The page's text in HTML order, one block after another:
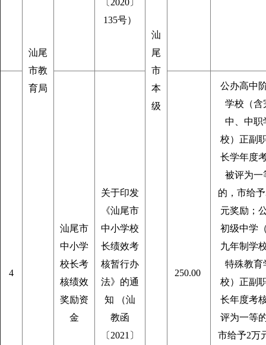
汕尾
市教
育局
〔2020〕
135号）
汕
尾
市
本
级
4
汕尾市
中小学
校长考
核绩效
奖励资
金
关于印发
《汕尾市
中小学校
长绩效考
核暂行办
法》的通
知 （汕
教函
〔2021〕
250.00
公办高中
学校（含
中、中职
校）正副
长学年度
被评为一
的，市给
元奖励；
初级中学
九年制学
特殊教育
校）正副
长年度考
评为一等
市给予2万